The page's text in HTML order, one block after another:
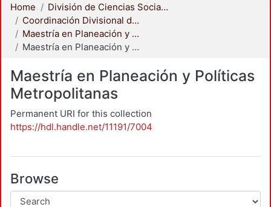
Home
División de Ciencias Sociales y Humanidades
Coordinación Divisional de Posgrado
Maestría en Planeación y Políticas Metropolitanas
Maestría en Planeación y Políticas Metropolitanas
Maestría en Planeación y Políticas
Metropolitanas
Permanent URI for this collection
https://hdl.handle.net/11191/7004
Browse